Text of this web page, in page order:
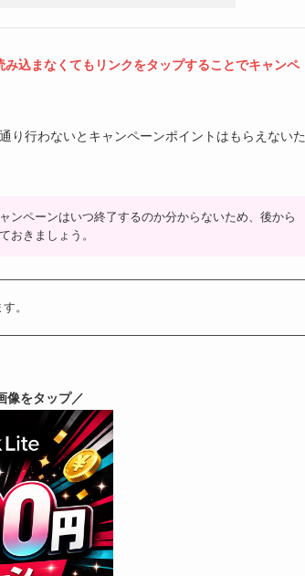
み込まなくてもリンクをタップすることでキャンペ
り行わないとキャンペーンポイントはもらえないた
ンペーンはいつ終了するのか分からないため、後から
おきましょう。
。
像をタップ／